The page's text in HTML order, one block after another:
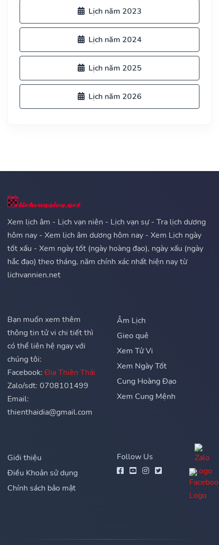
Lịch năm 2023
Lịch năm 2024
Lịch năm 2025
Lịch năm 2026
Xem lịch âm - Lịch vạn niên - Lịch vạn sự - Tra lịch dương
hôm nay - Xem lịch âm dương hôm nay - Xem Lịch ngày
tốt xấu - Xem ngày tốt (ngày hoàng đạo), ngày xấu (ngày
hắc đạo) theo tháng, năm chính xác nhất hiện nay từ
lichvannien.net
Bạn muốn xem thêm
thông tin tử vi chi tiết thì
có thể liên hệ ngay với
chúng tôi:
Facebook: Địa Thiên Thái
Zalo/sdt: 0708101499
Email:
thienthaidia@gmail.com
Âm Lịch
Gieo quẻ
Xem Tử Vi
Xem Ngày Tốt
Cung Hoàng Đạo
Xem Cung Mệnh
Giới thiệu
Điều Khoản sử dụng
Chính sách bảo mật
Follow Us